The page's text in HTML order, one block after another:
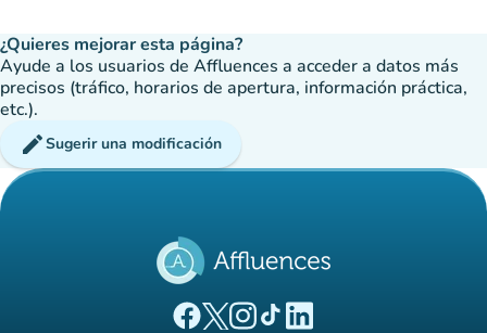
¿Quieres mejorar esta página?
Ayude a los usuarios de Affluences a acceder a datos más
precisos (tráfico, horarios de apertura, información práctica,
etc.).
editSugerir una modificación
(nueva pestaña)
(nueva pestaña)
(nueva pestaña)
(nueva pestaña)